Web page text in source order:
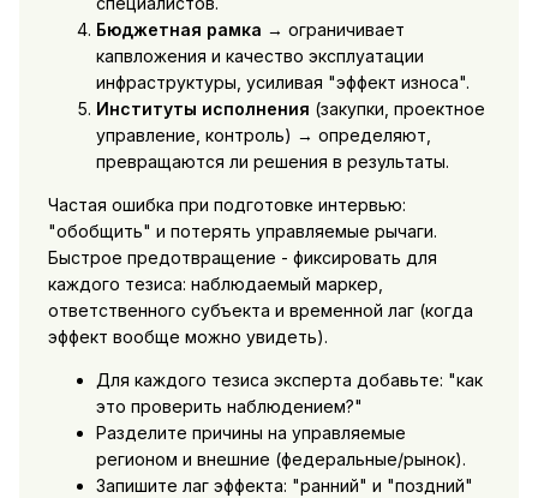
Бюджетная рамка → ограничивает
капвложения и качество эксплуатации
инфраструктуры, усиливая "эффект износа".
Институты исполнения (закупки, проектное
управление, контроль) → определяют,
превращаются ли решения в результаты.
Частая ошибка при подготовке интервью:
"обобщить" и потерять управляемые рычаги.
Быстрое предотвращение - фиксировать для
каждого тезиса: наблюдаемый маркер,
ответственного субъекта и временной лаг (когда
эффект вообще можно увидеть).
Для каждого тезиса эксперта добавьте: "как
это проверить наблюдением?"
Разделите причины на управляемые
регионом и внешние (федеральные/рынок).
Запишите лаг эффекта: "ранний" и "поздний"